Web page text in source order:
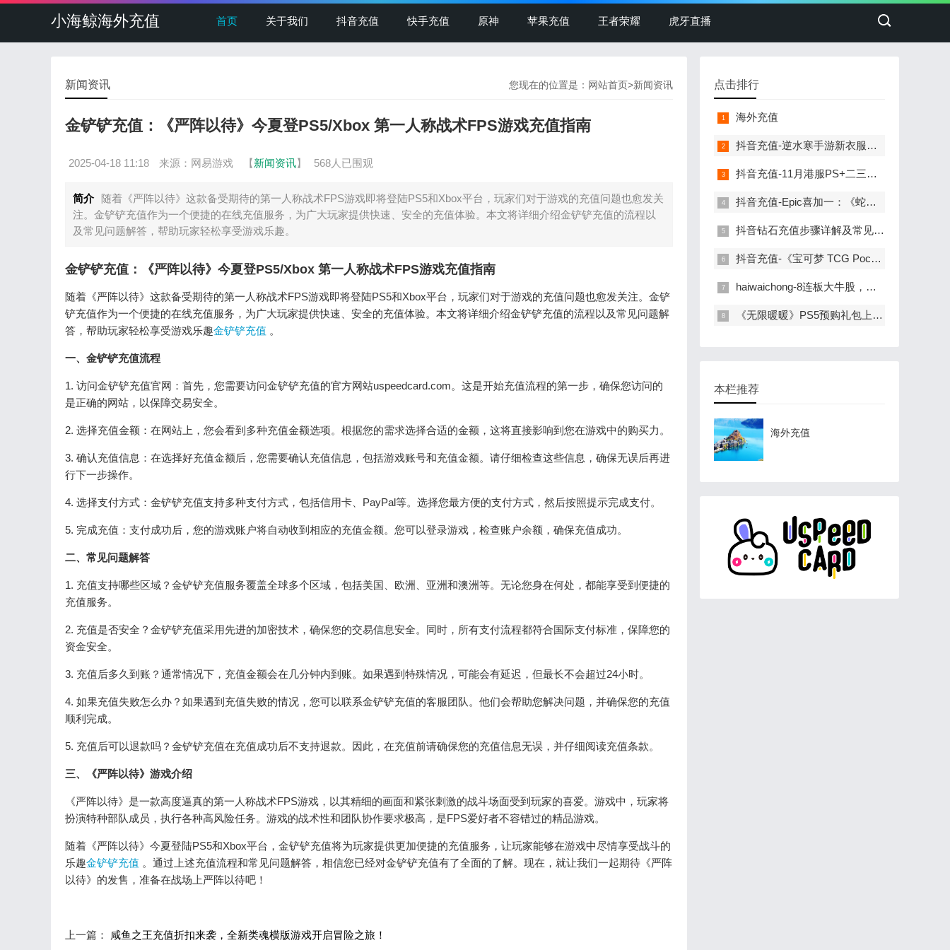
小海鲸海外充值 首页 关于我们 抖音充值 快手充值 原神 苹果充值 王者荣耀 虎牙直播
您现在的位置是： 网站首页>新闻资讯
新闻资讯
金铲铲充值：《严阵以待》今夏登PS5/Xbox 第一人称战术FPS游戏充值指南
2025-04-18 11:18 来源：网易游戏 【新闻资讯】 568人已围观
简介
随着《严阵以待》这款备受期待的第一人称战术FPS游戏即将登陆PS5和Xbox平台，玩家们对于游戏的充值问题也愈发关
注。金铲铲充值作为一个便捷的在线充值服务，为广大玩家提供快速、安全的充值体验。本文将详细介绍金铲铲充值的流程以
及常见问题解答，帮助玩家轻松享受游戏乐趣。
金铲铲充值：《严阵以待》今夏登PS5/Xbox 第一人称战术FPS游戏充值指南
随着《严阵以待》这款备受期待的第一人称战术FPS游戏即将登陆PS5和Xbox平台，玩家们对于游戏的充值问题也愈发关注。金铲
铲充值作为一个便捷的在线充值服务，为广大玩家提供快速、安全的充值体验。本文将详细介绍金铲铲充值的流程以及常见问题解
答，帮助玩家轻松享受游戏乐趣金铲铲充值 。
一、金铲铲充值流程
1. 访问金铲铲充值官网：首先，您需要访问金铲铲充值的官方网站uspeedcard.com。这是开始充值流程的第一步，确保您访问的
是正确的网站，以保障交易安全。
2. 选择充值金额：在网站上，您会看到多种充值金额选项。根据您的需求选择合适的金额，这将直接影响到您在游戏中的购买力。
3. 确认充值信息：在选择好充值金额后，您需要确认充值信息，包括游戏账号和充值金额。请仔细检查这些信息，确保无误后再进
行下一步操作。
4. 选择支付方式：金铲铲充值支持多种支付方式，包括信用卡、PayPal等。选择您最方便的支付方式，然后按照提示完成支付。
5. 完成充值：支付成功后，您的游戏账户将自动收到相应的充值金额。您可以登录游戏，检查账户余额，确保充值成功。
二、常见问题解答
1. 充值支持哪些区域？金铲铲充值服务覆盖全球多个区域，包括美国、欧洲、亚洲和澳洲等。无论您身在何处，都能享受到便捷的
充值服务。
2. 充值是否安全？金铲铲充值采用先进的加密技术，确保您的交易信息安全。同时，所有支付流程都符合国际支付标准，保障您的
资金安全。
3. 充值后多久到账？通常情况下，充值金额会在几分钟内到账。如果遇到特殊情况，可能会有延迟，但最长不会超过24小时。
4. 如果充值失败怎么办？如果遇到充值失败的情况，您可以联系金铲铲充值的客服团队。他们会帮助您解决问题，并确保您的充值
顺利完成。
5. 充值后可以退款吗？金铲铲充值在充值成功后不支持退款。因此，在充值前请确保您的充值信息无误，并仔细阅读充值条款。
三、《严阵以待》游戏介绍
《严阵以待》是一款高度逼真的第一人称战术FPS游戏，以其精细的画面和紧张刺激的战斗场面受到玩家的喜爱。游戏中，玩家将
扮演特种部队成员，执行各种高风险任务。游戏的战术性和团队协作要求极高，是FPS爱好者不容错过的精品游戏。
随着《严阵以待》今夏登陆PS5和Xbox平台，金铲铲充值将为玩家提供更加便捷的充值服务，让玩家能够在游戏中尽情享受战斗的
乐趣金铲铲充值 。通过上述充值流程和常见问题解答，相信您已经对金铲铲充值有了全面的了解。现在，就让我们一起期待《严阵
以待》的发售，准备在战场上严阵以待吧！
上一篇： 咸鱼之王充值折扣来袭，全新类魂横版游戏开启冒险之旅！
点击排行
海外充值
抖音充值-逆水寒手游新衣服刚上线销冠就重拳出击！圈外人最喜欢看的一集！
抖音充值-11月港服PS+二三档会免公布！消光2、如龙维新极等
抖音充值-Epic喜加一：《蛇鸟：完整版》免费领取
抖音钻石充值步骤详解及常见问题解答
抖音充值-《宝可梦 TCG Pocket》更新计划：将推出交换功能
haiwaichong-8连板大牛股，遭证监会立案调查！
《无限暖暖》PS5预购礼包上架：国服售价68元，小陪伴充值更添乐趣
本栏推荐
海外充值